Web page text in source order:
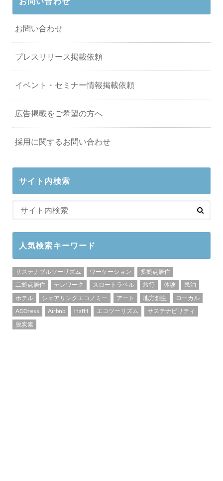
お問い合わせ
プレスリリース掲載依頼
イベント・セミナー情報掲載依頼
広告掲載をご希望の方へ
採用に関するお問い合わせ
サイト内検索
人気検索キーワード
サステナブルツーリズム ワーケーション
多拠点居住
二拠点居住
テレワーク スロートラベル 旅行 体験
民泊
ホテル
シェアリングエコノミー アート 地方創生
ローカル
ADDress
Airbnb HafH エコツーリズム
サステナビリティ
脱炭素